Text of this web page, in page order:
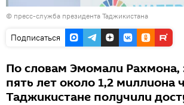
© пресс-служба президента Таджикистана
Подписаться
По словам Эмомали Рахмона,
пять лет около 1,2 миллиона
Таджикистане получили